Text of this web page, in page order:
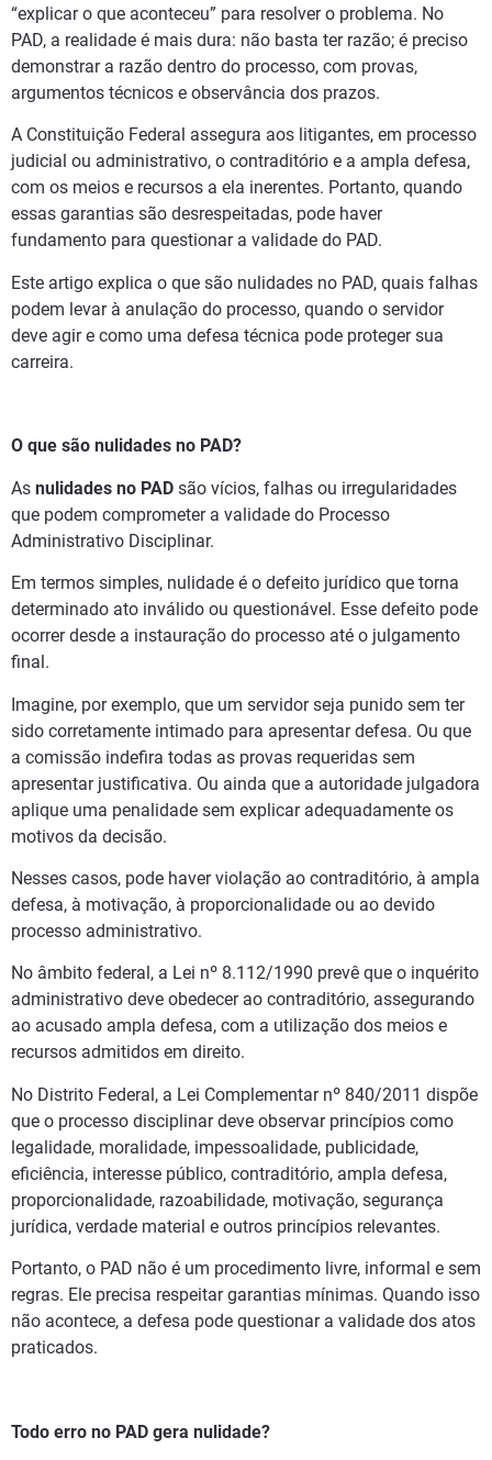
“explicar o que aconteceu” para resolver o problema. No
PAD, a realidade é mais dura: não basta ter razão; é preciso
demonstrar a razão dentro do processo, com provas,
argumentos técnicos e observância dos prazos.
A Constituição Federal assegura aos litigantes, em processo
judicial ou administrativo, o contraditório e a ampla defesa,
com os meios e recursos a ela inerentes. Portanto, quando
essas garantias são desrespeitadas, pode haver
fundamento para questionar a validade do PAD.
Este artigo explica o que são nulidades no PAD, quais falhas
podem levar à anulação do processo, quando o servidor
deve agir e como uma defesa técnica pode proteger sua
carreira.
O que são nulidades no PAD?
As nulidades no PAD são vícios, falhas ou irregularidades
que podem comprometer a validade do Processo
Administrativo Disciplinar.
Em termos simples, nulidade é o defeito jurídico que torna
determinado ato inválido ou questionável. Esse defeito pode
ocorrer desde a instauração do processo até o julgamento
final.
Imagine, por exemplo, que um servidor seja punido sem ter
sido corretamente intimado para apresentar defesa. Ou que
a comissão indefira todas as provas requeridas sem
apresentar justificativa. Ou ainda que a autoridade julgadora
aplique uma penalidade sem explicar adequadamente os
motivos da decisão.
Nesses casos, pode haver violação ao contraditório, à ampla
defesa, à motivação, à proporcionalidade ou ao devido
processo administrativo.
No âmbito federal, a Lei nº 8.112/1990 prevê que o inquérito
administrativo deve obedecer ao contraditório, assegurando
ao acusado ampla defesa, com a utilização dos meios e
recursos admitidos em direito.
No Distrito Federal, a Lei Complementar nº 840/2011 dispõe
que o processo disciplinar deve observar princípios como
legalidade, moralidade, impessoalidade, publicidade,
eficiência, interesse público, contraditório, ampla defesa,
proporcionalidade, razoabilidade, motivação, segurança
jurídica, verdade material e outros princípios relevantes.
Portanto, o PAD não é um procedimento livre, informal e sem
regras. Ele precisa respeitar garantias mínimas. Quando isso
não acontece, a defesa pode questionar a validade dos atos
praticados.
Todo erro no PAD gera nulidade?